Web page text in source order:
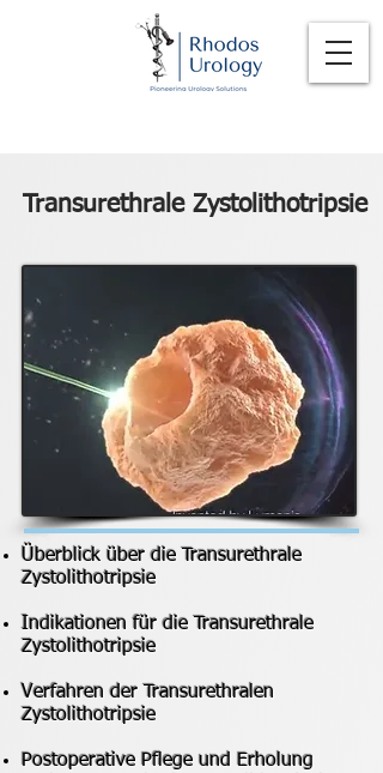
Transurethrale Zystolithotripsie
Überblick über die Transurethrale
Zystolithotripsie
Indikationen für die Transurethrale
Zystolithotripsie
Verfahren der Transurethralen
Zystolithotripsie
Postoperative Pflege und Erholung